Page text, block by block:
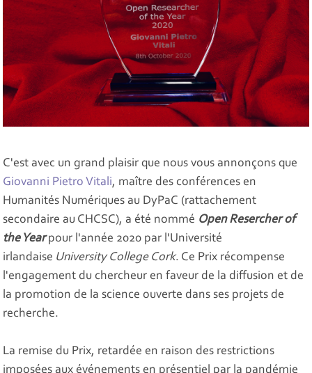
C'est avec un grand plaisir que nous vous annonçons que
Giovanni Pietro Vitali, maître des conférences en
Humanités Numériques au DyPaC (rattachement
secondaire au CHCSC), a été nommé Open Resercher of
the Yearpour l'année 2020 par l'Université
irlandaise University College Cork. Ce Prix récompense
l'engagement du chercheur en faveur de la diffusion et de
la promotion de la science ouverte dans ses projets de
recherche.
La remise du Prix, retardée en raison des restrictions